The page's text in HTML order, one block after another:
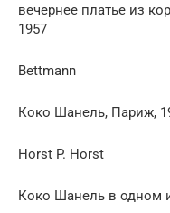
вечернее платье из
1957
Bettmann
Коко Шанель, Париж,
Horst P. Horst
Коко Шанель в одном